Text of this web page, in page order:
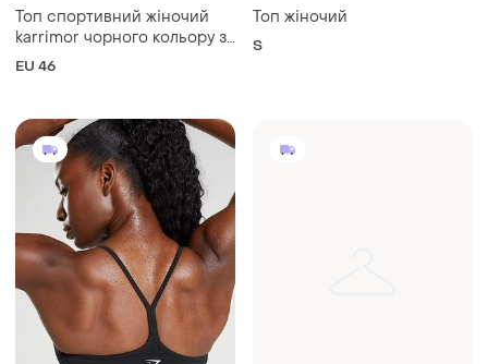
Топ спортивний жіночий
karrimor чорного кольору з
яскраво-рожевими
EU 46
Топ жіночий
S